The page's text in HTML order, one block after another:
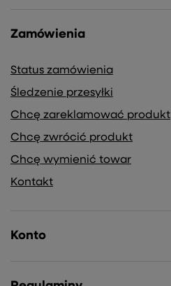
Zamówienia
Status zamówienia
Śledzenie przesyłki
Chcę zareklamować produkt
Chcę zwrócić produkt
Chcę wymienić towar
Kontakt
Konto